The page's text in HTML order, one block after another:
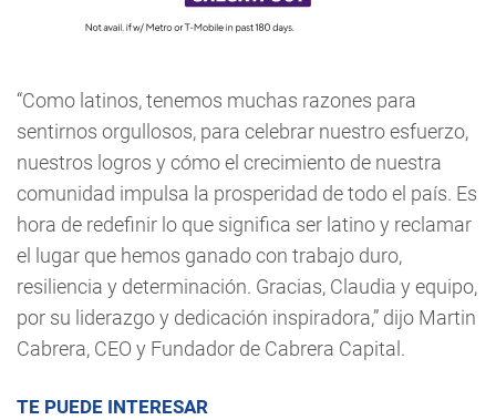
“Como latinos, tenemos muchas razones para
sentirnos orgullosos, para celebrar nuestro esfuerzo,
nuestros logros y cómo el crecimiento de nuestra
comunidad impulsa la prosperidad de todo el país. Es
hora de redefinir lo que significa ser latino y reclamar
el lugar que hemos ganado con trabajo duro,
resiliencia y determinación. Gracias, Claudia y equipo,
por su liderazgo y dedicación inspiradora,” dijo Martin
Cabrera, CEO y Fundador de Cabrera Capital.
TE PUEDE INTERESAR